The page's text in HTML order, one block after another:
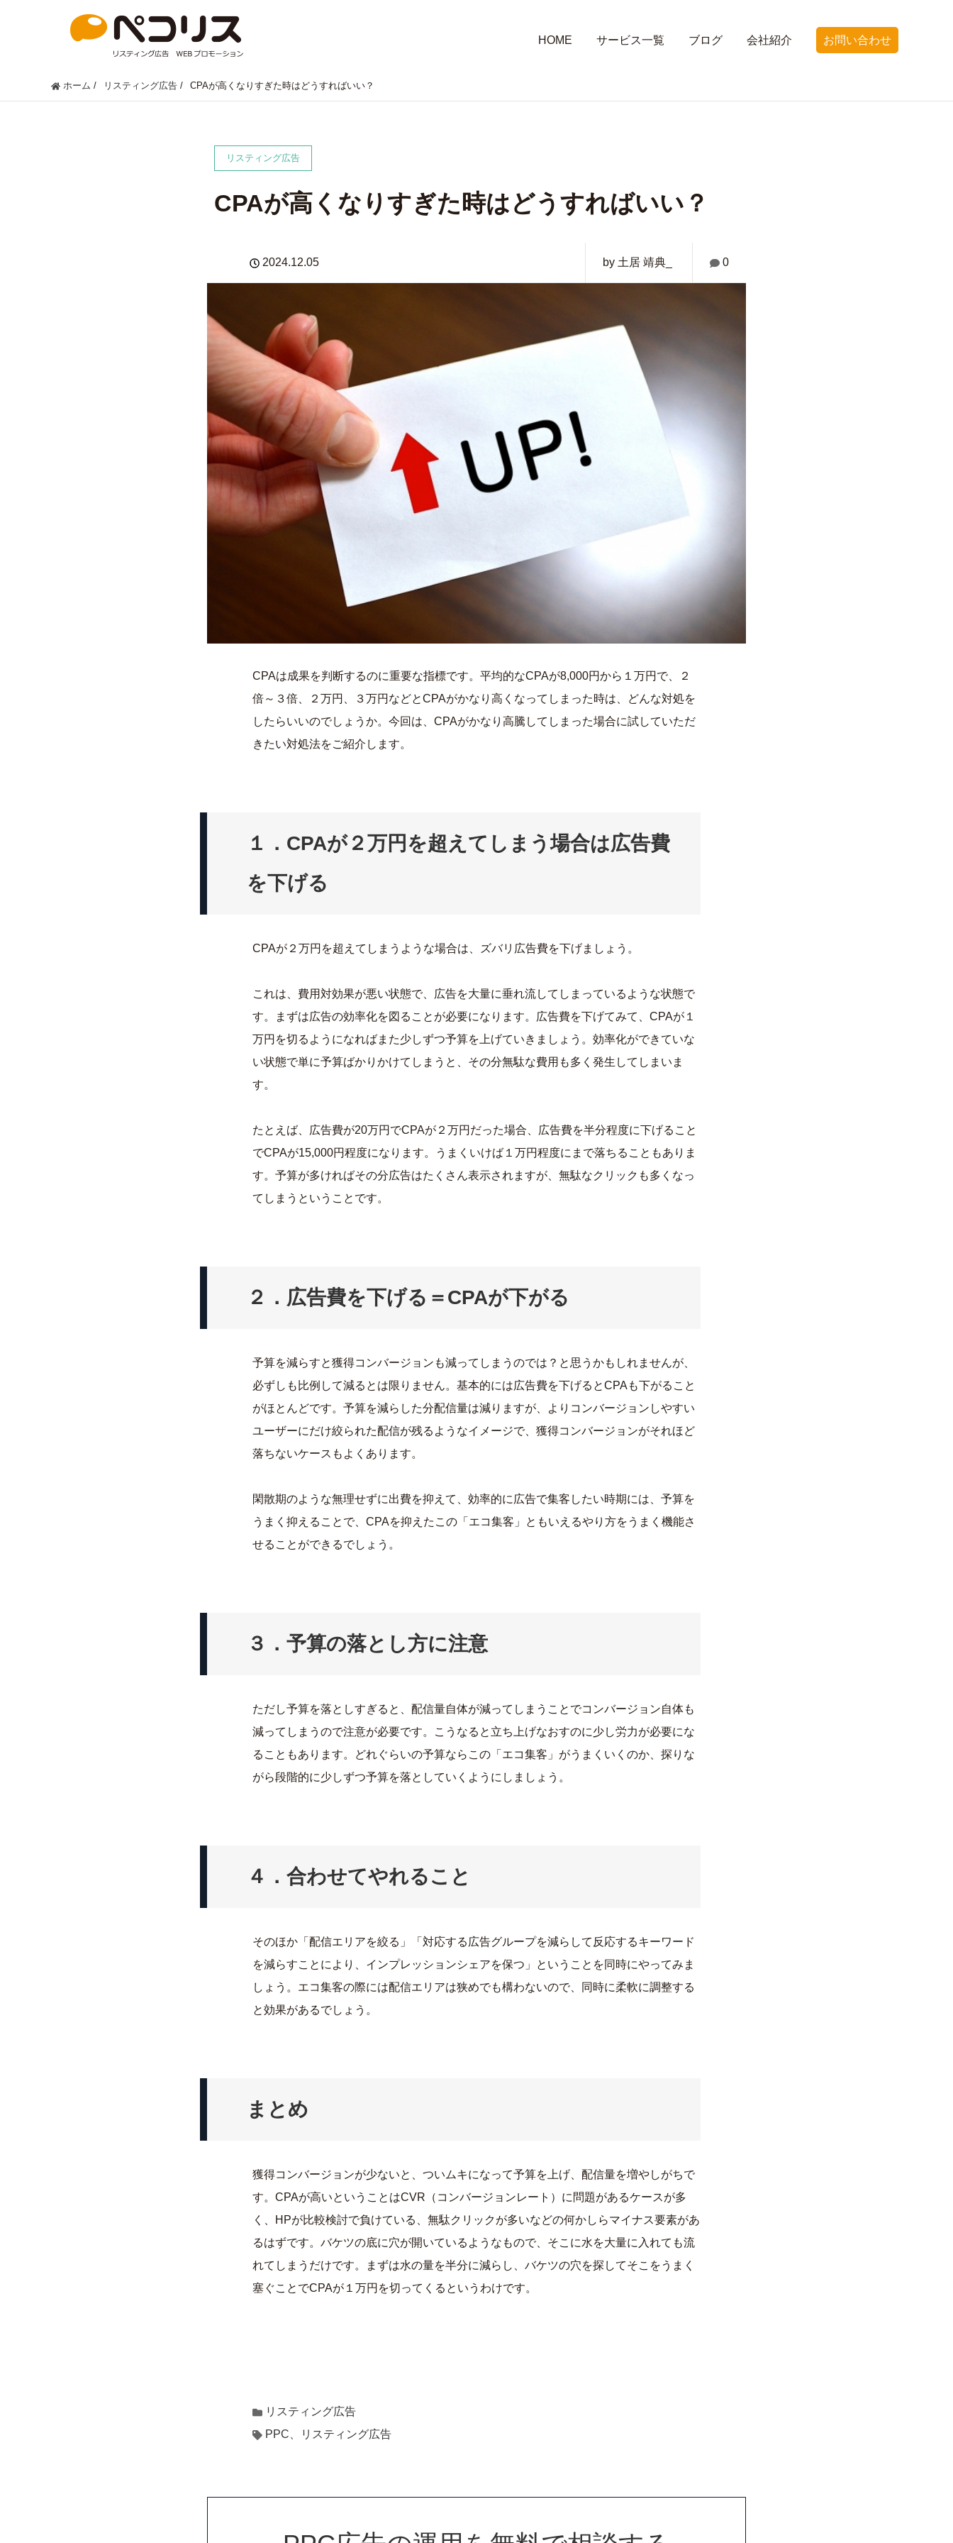
HOME サービス一覧 ブログ 会社紹介 お問い合わせ
ホーム / リスティング広告 / CPAが高くなりすぎた時はどうすればいい？
リスティング広告
CPAが高くなりすぎた時はどうすればいい？
2024.12.05 by 土居 靖典_ 0
CPAは成果を判断するのに重要な指標です。平均的なCPAが8,000円から１万円で、２
倍～３倍、２万円、３万円などとCPAがかなり高くなってしまった時は、どんな対処を
したらいいのでしょうか。今回は、CPAがかなり高騰してしまった場合に試していただ
きたい対処法をご紹介します。
１． CPAが２万円を超えてしまう場合は広告費
を下げる
CPAが２万円を超えてしまうような場合は、ズバリ広告費を下げましょう。
これは、費用対効果が悪い状態で、広告を大量に垂れ流してしまっているような状態で
す。まずは広告の効率化を図ることが必要になります。広告費を下げてみて、CPAが１
万円を切るようになればまた少しずつ予算を上げていきましょう。効率化ができていな
い状態で単に予算ばかりかけてしまうと、その分無駄な費用も多く発生してしまいま
す。
たとえば、広告費が20万円でCPAが２万円だった場合、広告費を半分程度に下げること
でCPAが15,000円程度になります。うまくいけば１万円程度にまで落ちることもありま
す。予算が多ければその分広告はたくさん表示されますが、無駄なクリックも多くなっ
てしまうということです。
２．広告費を下げる＝CPAが下がる
予算を減らすと獲得コンバージョンも減ってしまうのでは？と思うかもしれませんが、
必ずしも比例して減るとは限りません。基本的には広告費を下げるとCPAも下がること
がほとんどです。予算を減らした分配信量は減りますが、よりコンバージョンしやすい
ユーザーにだけ絞られた配信が残るようなイメージで、獲得コンバージョンがそれほど
落ちないケースもよくあります。
閑散期のような無理せずに出費を抑えて、効率的に広告で集客したい時期には、予算を
うまく抑えることで、CPAを抑えたこの「エコ集客」ともいえるやり方をうまく機能さ
せることができるでしょう。
３．予算の落とし方に注意
ただし予算を落としすぎると、配信量自体が減ってしまうことでコンバージョン自体も
減ってしまうので注意が必要です。こうなると立ち上げなおすのに少し労力が必要にな
ることもあります。どれぐらいの予算ならこの「エコ集客」がうまくいくのか、探りな
がら段階的に少しずつ予算を落としていくようにしましょう。
４．合わせてやれること
そのほか「配信エリアを絞る」「対応する広告グループを減らして反応するキーワード
を減らすことにより、インプレッションシェアを保つ」ということを同時にやってみま
しょう。エコ集客の際には配信エリアは狭めでも構わないので、同時に柔軟に調整する
と効果があるでしょう。
まとめ
獲得コンバージョンが少ないと、ついムキになって予算を上げ、配信量を増やしがちで
す。CPAが高いということはCVR（コンバージョンレート）に問題があるケースが多
く、HPが比較検討で負けている、無駄クリックが多いなどの何かしらマイナス要素があ
るはずです。バケツの底に穴が開いているようなもので、そこに水を大量に入れても流
れてしまうだけです。まずは水の量を半分に減らし、バケツの穴を探してそこをうまく
塞ぐことでCPAが１万円を切ってくるというわけです。
リスティング広告
PPC、リスティング広告